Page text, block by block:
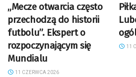
„Mecze otwarcia często
przechodzą do historii
futbolu”. Ekspert o
rozpoczynającym się
Mundialu
11 CZERWCA 2026
11